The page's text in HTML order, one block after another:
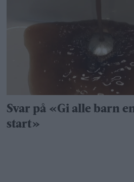
Svar på «Gi alle barn
start»